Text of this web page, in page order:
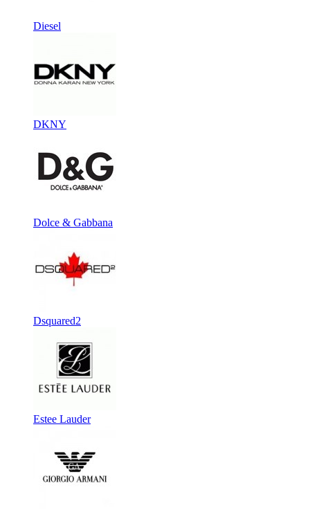
Diesel
DKNY
Dolce & Gabbana
Dsquared2
Estee Lauder